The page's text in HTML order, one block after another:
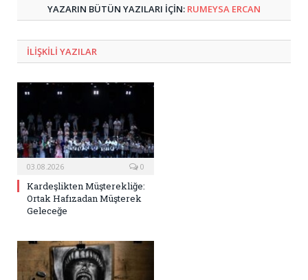
YAZARIN BÜTÜN YAZILARI IÇIN: RUMEYSA ERCAN
ILIŞKILI YAZILAR
03.08.2026 0
Kardeşlikten Müşterekliğe:
Ortak Hafızadan Müşterek
Geleceğe